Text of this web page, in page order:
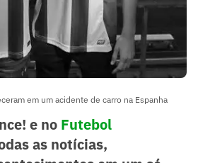
em um acidente de carro na Espanha
e no Futebol
as notícias,